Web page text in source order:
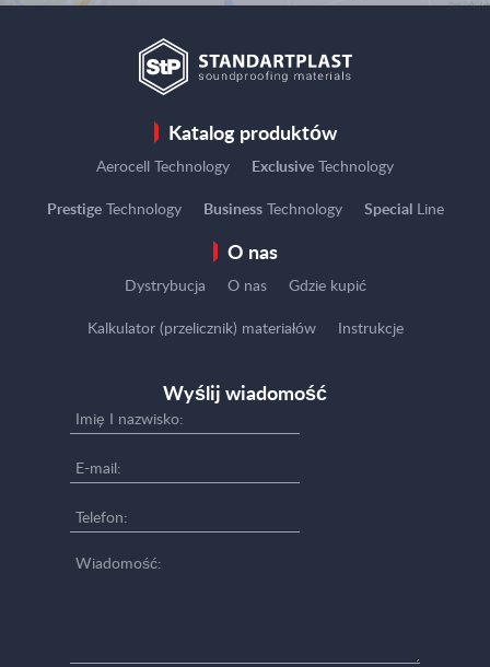
Katalog produktów
Aerocell Technology Exclusive Technology
PrestigeTechnology BusinessTechnology Special Line
O nas
Dystrybucja O nas Gdzie kupić
Kalkulator (przelicznik) materiałów Instrukcje
Wyślij wiadomość